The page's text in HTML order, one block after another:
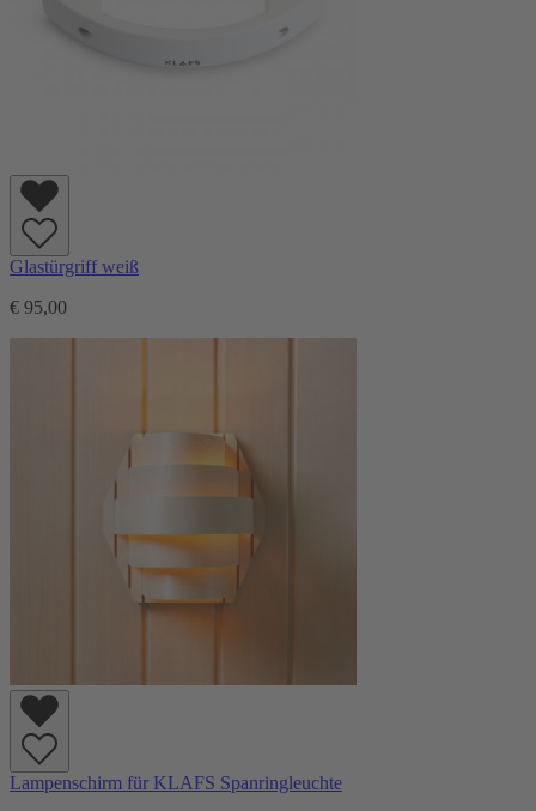
Glastürgriff weiß
€ 95,00
Lampenschirm für KLAFS Spanringleuchte